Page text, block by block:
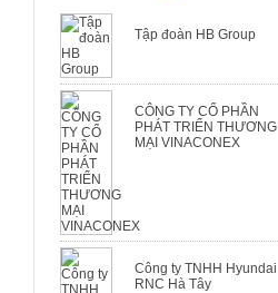
Tập đoàn HB Group
CÔNG TY CỔ PHẦN
PHÁT TRIỂN THƯƠNG
MẠI VINACONEX
Công ty TNHH Hyundai
RNC Hà Tây